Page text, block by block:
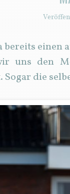
bereits
uns den
die